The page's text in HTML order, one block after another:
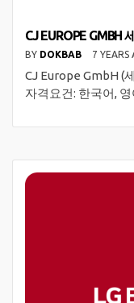
CJ EUROPE GMBH
BY DOKBAB 7 YEARS
CJ Europe GmbH (
자격요건: 한국어,